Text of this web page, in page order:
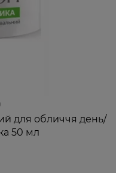
для обличчя день/
50 мл